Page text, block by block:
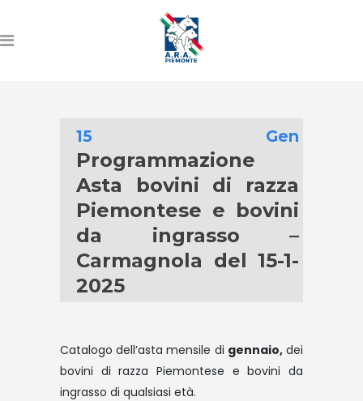
15 Gen
Programmazione
Asta bovini di razza
Piemontese e bovini
da ingrasso –
Carmagnola del 15-1-
2025
Catalogo dell’asta mensile di gennaio,dei
bovini di razza Piemontese e bovini da
ingrasso di qualsiasi età.